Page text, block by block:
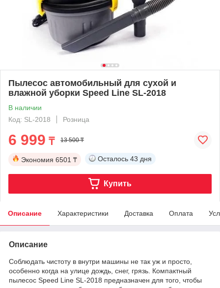
Пылесос автомобильный для сухой и
влажной уборки Speed Line SL-2018
В наличии
Код: SL-2018
Розница
6 999 ₸ 13 500 ₸
Экономия 6501 ₸ Осталось 43 дня
Купить
Описание Характеристики Доставка Оплата
Описание
Соблюдать чистоту в внутри машины не так уж и просто,
особенно когда на улице дождь, снег, грязь. Компактный
пылесос Speed Line SL-2018 предназначен для того, чтобы